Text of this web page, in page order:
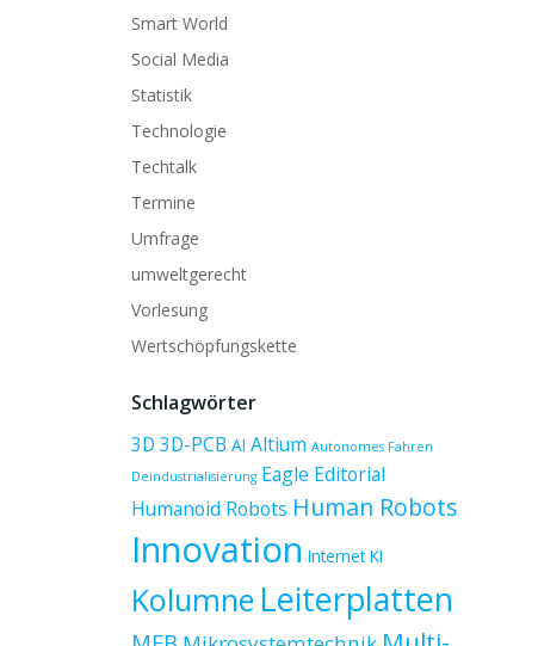
Smart World
Social Media
Statistik
Technologie
Techtalk
Termine
Umfrage
umweltgerecht
Vorlesung
Wertschöpfungskette
Schlagwörter
3D 3D-PCB AI Altium Autonomes Fahren
Deindustrialisierung Eagle Editorial
Humanoid Robots Human Robots
Innovation Internet KI
Kolumne Leiterplatten